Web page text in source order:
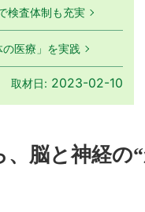
検査体制も充実
の医療」を実践
取材日: 2023-02-10
脳と神経の